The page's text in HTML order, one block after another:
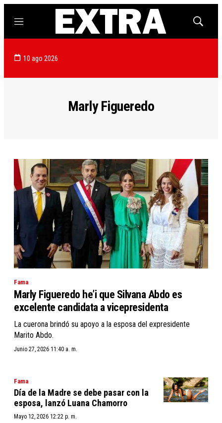
Menú
Mostrar
10 ago 2026
Marly Figueredo
Fama
Marly Figueredo he’i que Silvana Abdo es
excelente candidata a vicepresidenta
La cuerona brindó su apoyo a la esposa del expresidente
Marito Abdo.
Junio 27, 2026 11:40 a. m.
Fama
Día de la Madre se debe pasar con la
esposa, lanzó Luana Chamorro
Mayo 12, 2026 12:22 p. m.